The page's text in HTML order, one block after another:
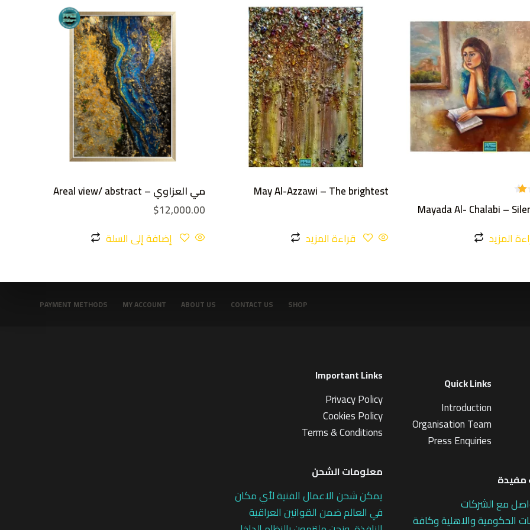
Mayada Al- Chalabi –
المزيد
May Al-Azzawi – The brightest
قراءة المزيد
مي العزاوي – Areal view/ abstract
$12,000.00
إضافة إلى السلة
SHOP
CONTACT US
ABOUT US
MY ACCOUNT
PAYMENT METHODS
Quick Links
Introduction
Organisation Team
Press Enquiries
مفيدة
مع الشركات
الحكومية والاهلية وكافة
Important Links
Privacy Policy
Cookies Policy
Terms & Conditions
معلومات الشحن
يمكن شحن الاعمال الفنية لأي مكان
في العالم ضمن القوانين العراقية